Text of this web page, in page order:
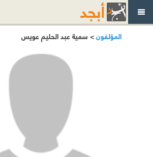
المؤلفون> سمية عبد الحليم عويس